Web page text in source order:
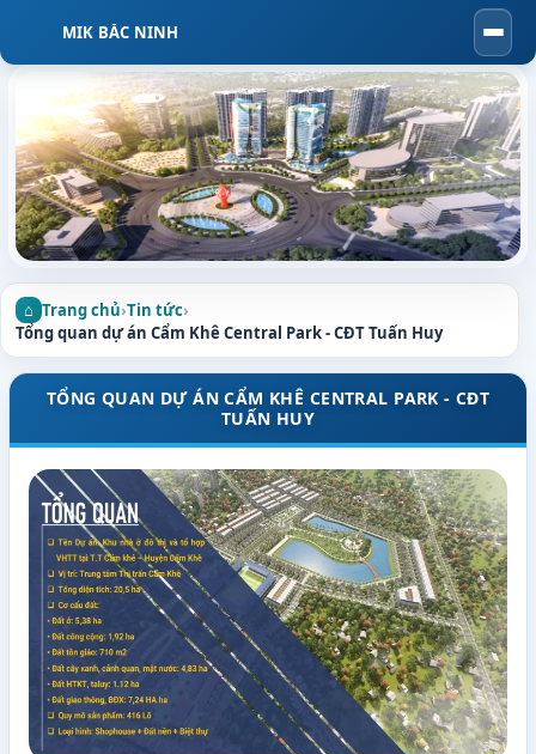
MIK BẮC NINH
Trang chủ›Tin tức›
Tổng quan dự án Cẩm Khê Central Park - CĐT Tuấn Huy
TỔNG QUAN DỰ ÁN CẨM KHÊ CENTRAL PARK - CĐT
TUẤN HUY